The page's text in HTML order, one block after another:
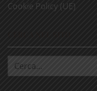
Cookie Policy (UE)
Cerca: